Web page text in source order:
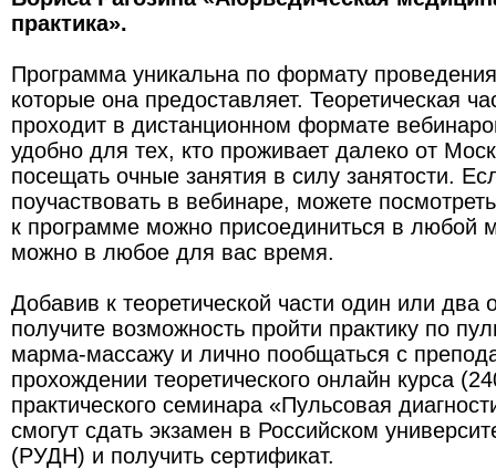
практика».
Программа уникальна по формату
которые она предоставляет. Теоретическая
проходит в дистанционном формате
удобно для тех, кто проживает далеко от
посещать очные занятия в силу занятости.
поучаствовать в вебинаре, можете
к программе можно присоединиться в любой
можно в любое для вас время.
Добавив к теоретической части один или
получите возможность пройти практику по
марма-массажу и лично пообщаться с
прохождении теоретического онлайн курса
практического семинара «Пульсовая
смогут сдать экзамен в Российском
(РУДН) и получить сертификат.